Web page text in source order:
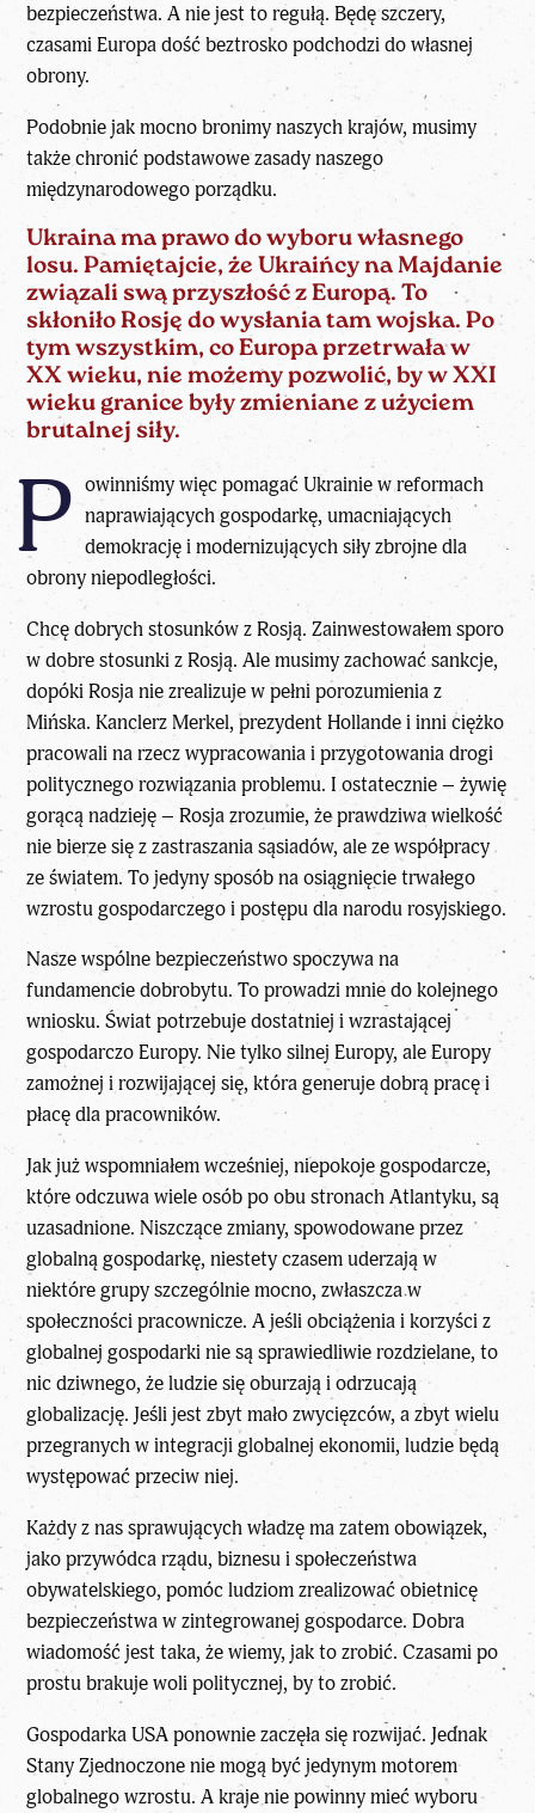
bezpieczeństwa. A nie jest to regułą. Będę szczery,
czasami Europa dość beztrosko podchodzi do własnej
obrony.
Podobnie jak mocno bronimy naszych krajów, musimy
także chronić podstawowe zasady naszego
międzynarodowego porządku.
Ukraina ma prawo do wyboru własnego
losu. Pamiętajcie, że Ukraińcy na Majdanie
związali swą przyszłość z Europą. To
skłoniło Rosję do wysłania tam wojska. Po
tym wszystkim, co Europa przetrwała w
XX wieku, nie możemy pozwolić, by w XXI
wieku granice były zmieniane z użyciem
brutalnej siły.
P owinniśmy więc pomagać Ukrainie w reformach
naprawiających gospodarkę, umacniających
demokrację i modernizujących siły zbrojne dla
obrony niepodległości.
Chcę dobrych stosunków z Rosją. Zainwestowałem sporo
w dobre stosunki z Rosją. Ale musimy zachować sankcje,
dopóki Rosja nie zrealizuje w pełni porozumienia z
Mińska. Kanclerz Merkel, prezydent Hollande i inni ciężko
pracowali na rzecz wypracowania i przygotowania drogi
politycznego rozwiązania problemu. I ostatecznie – żywię
gorącą nadzieję – Rosja zrozumie, że prawdziwa wielkość
nie bierze się z zastraszania sąsiadów, ale ze współpracy
ze światem. To jedyny sposób na osiągnięcie trwałego
wzrostu gospodarczego i postępu dla narodu rosyjskiego.
Nasze wspólne bezpieczeństwo spoczywa na
fundamencie dobrobytu. To prowadzi mnie do kolejnego
wniosku. Świat potrzebuje dostatniej i wzrastającej
gospodarczo Europy. Nie tylko silnej Europy, ale Europy
zamożnej i rozwijającej się, która generuje dobrą pracę i
płacę dla pracowników.
Jak już wspomniałem wcześniej, niepokoje gospodarcze,
które odczuwa wiele osób po obu stronach Atlantyku, są
uzasadnione. Niszczące zmiany, spowodowane przez
globalną gospodarkę, niestety czasem uderzają w
niektóre grupy szczególnie mocno, zwłaszcza w
społeczności pracownicze. A jeśli obciążenia i korzyści z
globalnej gospodarki nie są sprawiedliwie rozdzielane, to
nic dziwnego, że ludzie się oburzają i odrzucają
globalizację. Jeśli jest zbyt mało zwycięzców, a zbyt wielu
przegranych w integracji globalnej ekonomii, ludzie będą
występować przeciw niej.
Każdy z nas sprawujących władzę ma zatem obowiązek,
jako przywódca rządu, biznesu i społeczeństwa
obywatelskiego, pomóc ludziom zrealizować obietnicę
bezpieczeństwa w zintegrowanej gospodarce. Dobra
wiadomość jest taka, że wiemy, jak to zrobić. Czasami po
prostu brakuje woli politycznej, by to zrobić.
Gospodarka USA ponownie zaczęła się rozwijać. Jednak
Stany Zjednoczone nie mogą być jedynym motorem
globalnego wzrostu. A kraje nie powinny mieć wyboru